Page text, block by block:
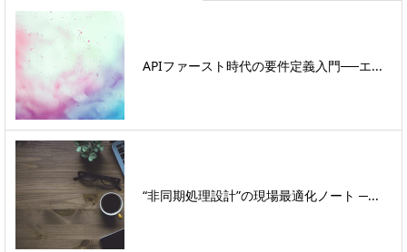
APIファースト時代の要件定義入門──エ...
“非同期処理設計”の現場最適化ノート ─...